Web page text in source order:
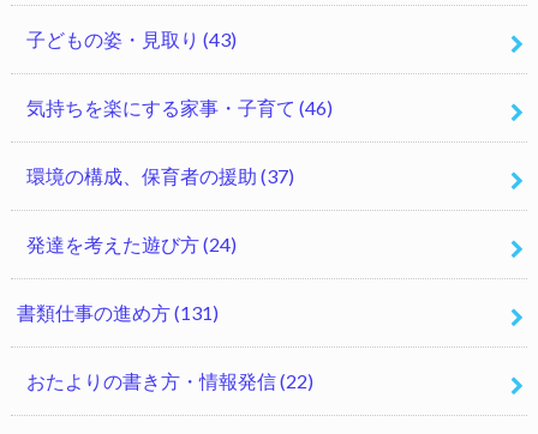
子どもの姿・見取り (43)
気持ちを楽にする家事・子育て (46)
環境の構成、保育者の援助 (37)
発達を考えた遊び方(24)
書類仕事の進め方(131)
おたよりの書き方・情報発信(22)